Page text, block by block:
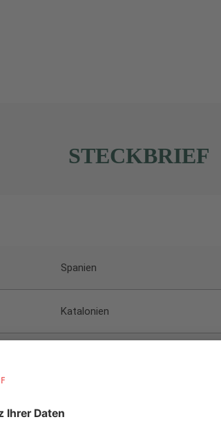
STECKBRIEF
Spanien
Katalonien